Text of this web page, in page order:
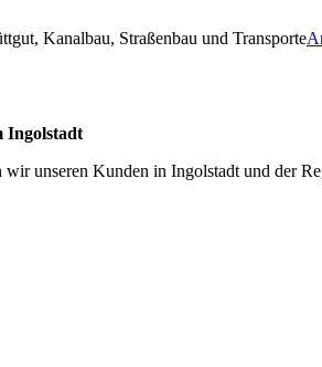
Kanalbau, Straßenbau und Transporte
Ingolstadt
unseren Kunden in Ingolstadt und der